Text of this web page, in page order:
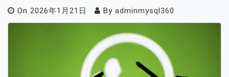
On 2026年1月21日 By adminmysql360